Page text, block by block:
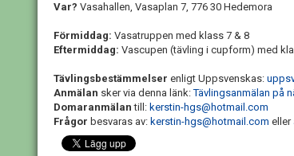
Var? Vasahallen, Vasaplan 7, 776 30 Hedemora
Förmiddag: Vasatruppen med klass 7 & 8
Eftermiddag: Vascupen (tävling i cupform) med
Tävlingsbestämmelser enligt Uppsvenskas:
Anmälan sker via denna länk:Tävlingsanmälan på
Domaranmälantill: kerstin-hgs@hotmail.com
Frågor besvaras av: kerstin-hgs@hotmail.com eller